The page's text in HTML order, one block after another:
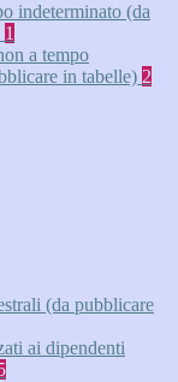
indeterminato (da
1
a tempo
in tabelle) 2
(da pubblicare
ai dipendenti